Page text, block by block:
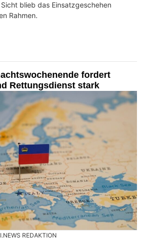
blieb das Einsatzgeschehen
Rahmen.
fordert
Rettungsdienst stark
REDAKTION